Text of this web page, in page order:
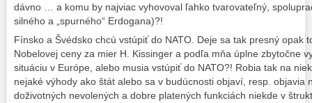
dávno … a komu by najviac vyhovoval ľahko tvarovateľný,
silného a „spurného“ Erdogana)?!
Fínsko a Švédsko chcú vstúpiť do NATO. Deje sa tak presný opak
Nobelovej ceny za mier H. Kissinger a podľa mňa úplne zbytočne
situáciu v Európe, alebo musia vstúpiť do NATO?! Robia tak na
nejaké výhody ako štát alebo sa v budúcnosti objaví, resp. objavia
doživotných nevolených a dobre platených funkciách niekde v